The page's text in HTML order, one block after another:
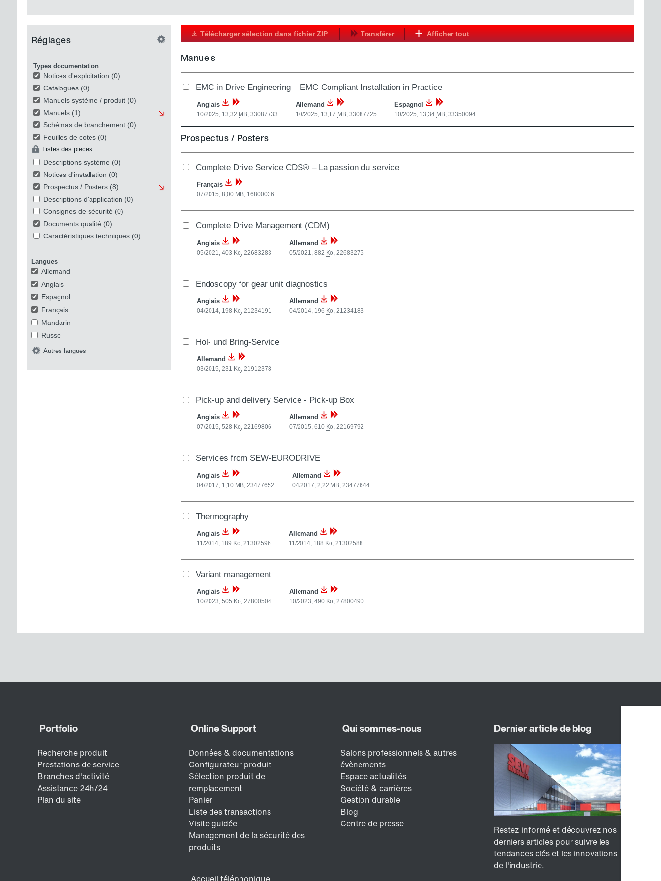
Réglages
Types documentation
Notices d'exploitation (0)
Catalogues (0)
Manuels système / produit (0)
Manuels (1)
Schémas de branchement (0)
Feuilles de cotes (0)
Listes des pièces
Descriptions système (0)
Notices d'installation (0)
Prospectus / Posters (8)
Descriptions d'application (0)
Consignes de sécurité (0)
Documents qualité (0)
Caractéristiques techniques (0)
Langues
Allemand
Anglais
Espagnol
Français
Mandarin
Russe
Autres langues
Télécharger sélection dans fichier ZIP Transférer Afficher tout
Manuels
EMC in Drive Engineering – EMC-Compliant Installation in Practice
Anglais
10/2025, 13,32 MB, 33087733
Allemand
10/2025, 13,17 MB, 33087725
Espagnol
10/2025, 13,34 MB, 33350094
Prospectus / Posters
Complete Drive Service CDS® – La passion du service
Français
07/2015, 8,00 MB, 16800036
Complete Drive Management (CDM)
Anglais
05/2021, 403 Ko 22683283
Allemand
05/2021, 882 Ko 22683275
Endoscopy for gear unit diagnostics
Anglais
04/2014, 198 Ko, 21234191
Allemand
04/2014, 196 Ko, 21234183
Hol- und Bring-Service
Allemand
03/2015, 231 Ko, 21912378
Pick-up and delivery Service - Pick-up Box
Anglais
07/2015, 528 Ko, 22169806
Allemand
07/2015, 610 Ko, 22169792
Services from SEW-EURODRIVE
Anglais
04/2017, 1,10 MB, 23477652
Allemand
04/2017, 2,22 MB, 23477644
Thermography
Anglais
11/2014, 189 Ko, 21302596
Allemand
11/2014, 188 Ko, 21302588
Variant management
Anglais
10/2023, 505 Ko, 27800504
Allemand
10/2023, 490 Ko, 27800490